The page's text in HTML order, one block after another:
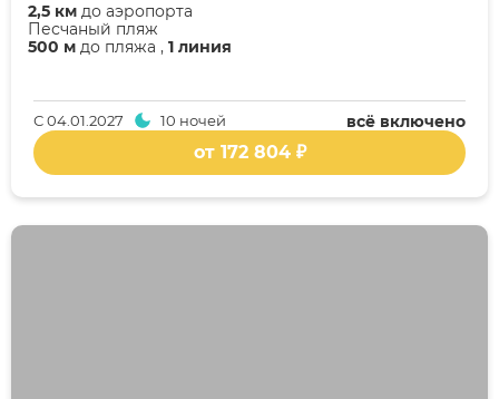
500 м до пляжа , 1 линия
Песчаный пляж
2,5 км до аэропорта
всё включено
С04.01.2027 10 ночей
от 172 804 ₽